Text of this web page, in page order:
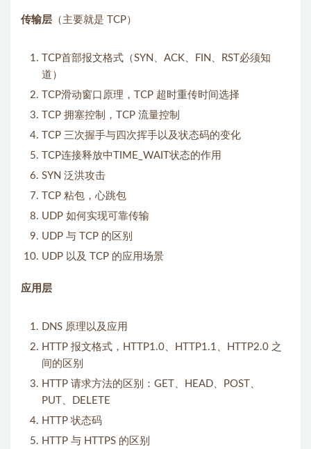
传输层 （主要就是 TCP）
TCP首部报文格式（SYN、ACK、FIN、RST必须知
道）
TCP滑动窗口原理，TCP 超时重传时间选择
TCP 拥塞控制，TCP 流量控制
TCP 三次握手与四次挥手以及状态码的变化
TCP连接释放中TIME_WAIT状态的作用
SYN 泛洪攻击
TCP 粘包，心跳包
UDP 如何实现可靠传输
UDP 与 TCP 的区别
UDP 以及 TCP 的应用场景
应用层
DNS 原理以及应用
HTTP 报文格式，HTTP1.0、HTTP1.1、HTTP2.0 之
间的区别
HTTP 请求方法的区别：GET、HEAD、POST、
PUT、DELETE
HTTP 状态码
HTTP 与 HTTPS 的区别